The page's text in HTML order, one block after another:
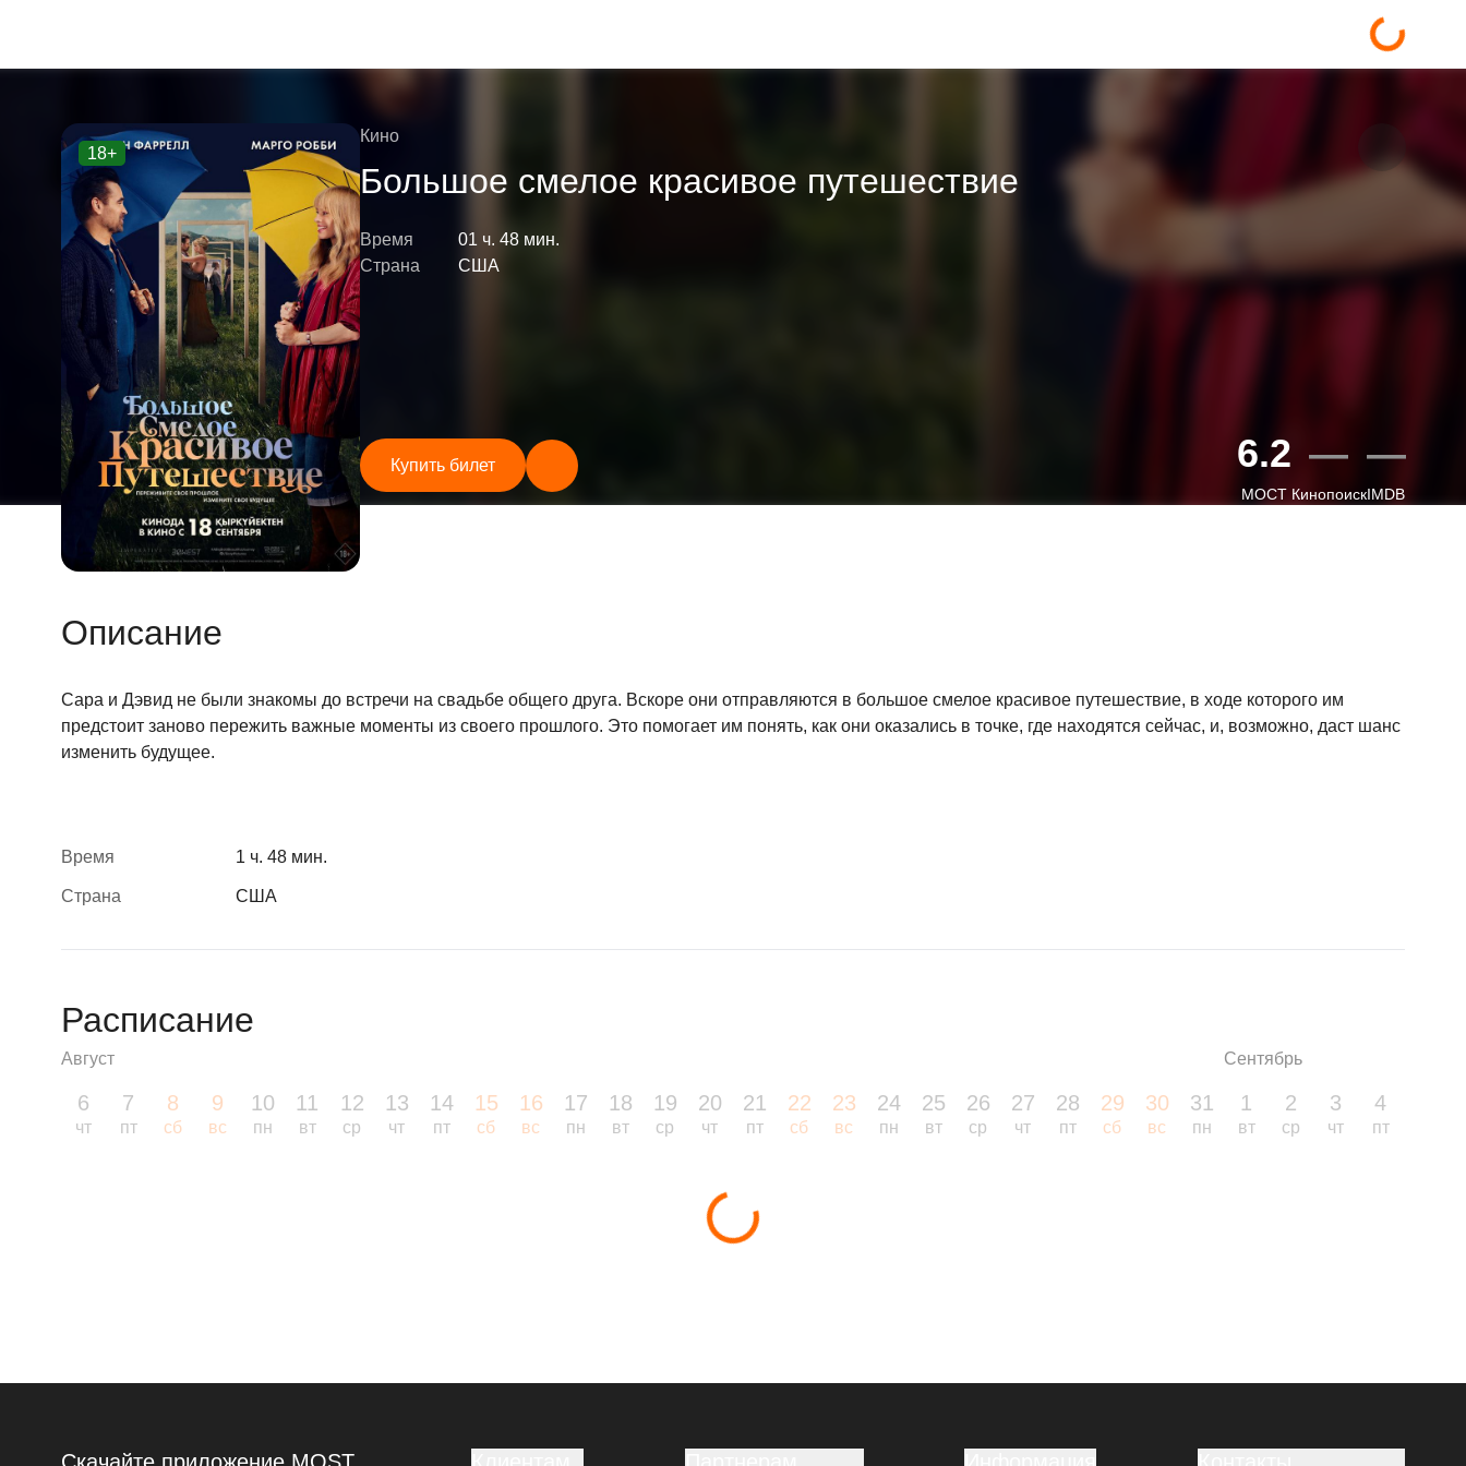
18+
Кино
Большое смелое красивое путешествие
Время
01 ч. 48 мин.
Страна
США
Купить билет 6.2
МОСТ
—
Кинопоиск
—
IMDB
Описание
Сара и Дэвид не были знакомы до встречи на свадьбе общего друга. Вскоре они отправляются в большое смелое красивое путешествие, в ходе которого им
предстоит заново пережить важные моменты из своего прошлого. Это помогает им понять, как они оказались в точке, где находятся сейчас, и, возможно, даст шанс
изменить будущее.
Время 1 ч. 48 мин.
Страна США
Расписание
Август
6
чт
7
пт
8
сб
9
вс
10
пн
11
вт
12
ср
13
чт
14
пт
15
сб
16
вс
17
пн
18
вт
19
ср
20
чт
21
пт
22
сб
23
вс
24
пн
25
вт
26
ср
27
чт
28
пт
29
сб
30
вс
31
пн
Сентябрь
1
вт
2
ср
3
чт
4
пт